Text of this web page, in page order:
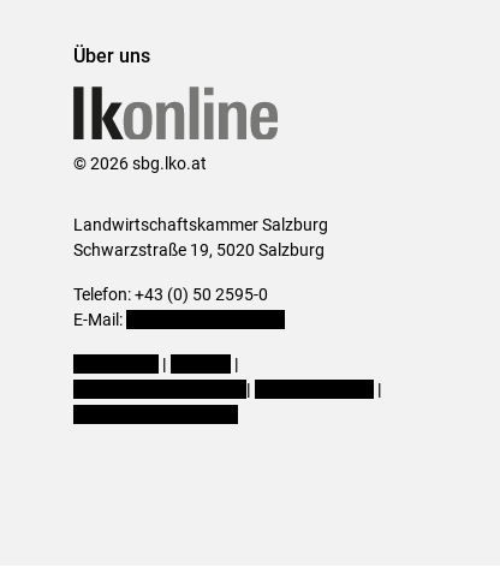
Über uns
© 2026 sbg.lko.at
Landwirtschaftskammer Salzburg
Schwarzstraße 19, 5020 Salzburg
Telefon: +43 (0) 50 2595-0
E-Mail:
|
|
|
|